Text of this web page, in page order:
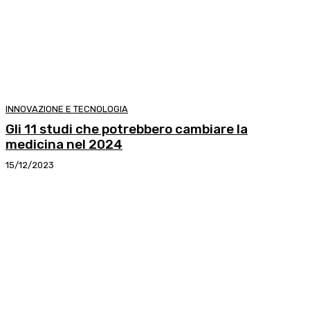
INNOVAZIONE E TECNOLOGIA
Gli 11 studi che potrebbero cambiare la
medicina nel 2024
15/12/2023